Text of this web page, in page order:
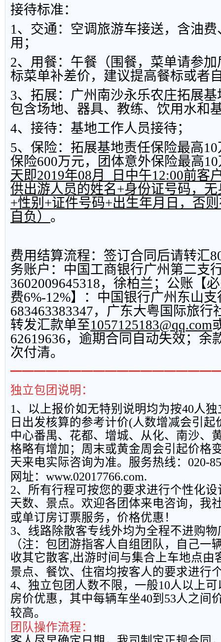
接待标准：
1 、交通：空调旅游车接送，含油
用；
2、用餐： 午餐（围餐，菜单请参
标菜单补差价，建议提高餐标或者
3、拓展：广州南沙永乐农庄拓展
包含场地、器具、教练、饮用水和
4、接待：基地工作人员接待；
5、保险： 拓展基地责任保险最高10
保险600万元，团体意外保险最高10
天即2019年08月 日中午12:00前客
供出游人员的姓名+身份证号码，
+性别 +证件号码+出生年月日，否
自负） 。
费用结算流程：签订合同后请转汇
务账户：中国工商银行广州第二支
3602009645318，徐柏兰；公账【
费6%-12%】：中国银行广州东山支
683463383347，广东大粤国际旅行
转发汇款单至1057125183@qq.com
62619636，逾期合同自动失效；余
次付清。
独立包团说明：
1、以上报价如无特别说明均为按40人独
日出发核算的参考计价(人数增减会引起
中心番禺、花都、增城、从化、南沙、
格略有增加；周末或黄金周会引起价格
天来电实际咨询为准。服务热线： 020-
网址： www.02017766.com.
2、所有行程可按您的要求进行个性化
天数、景点。欢迎各团体来电咨询，我
或单订房订票服务，价格优惠！
3、线路除散客专线外均为全程不进购
（注：包团游指客人自组团队，自己一
收其它散客,出游时间与集合上车地点由
景点、餐饮、住宿均按客人的要求进行
4、独立包团人数不限，一般10人以上
房价优惠，其中每辆车坐40到 53人之间
较高。
团队操作流程：